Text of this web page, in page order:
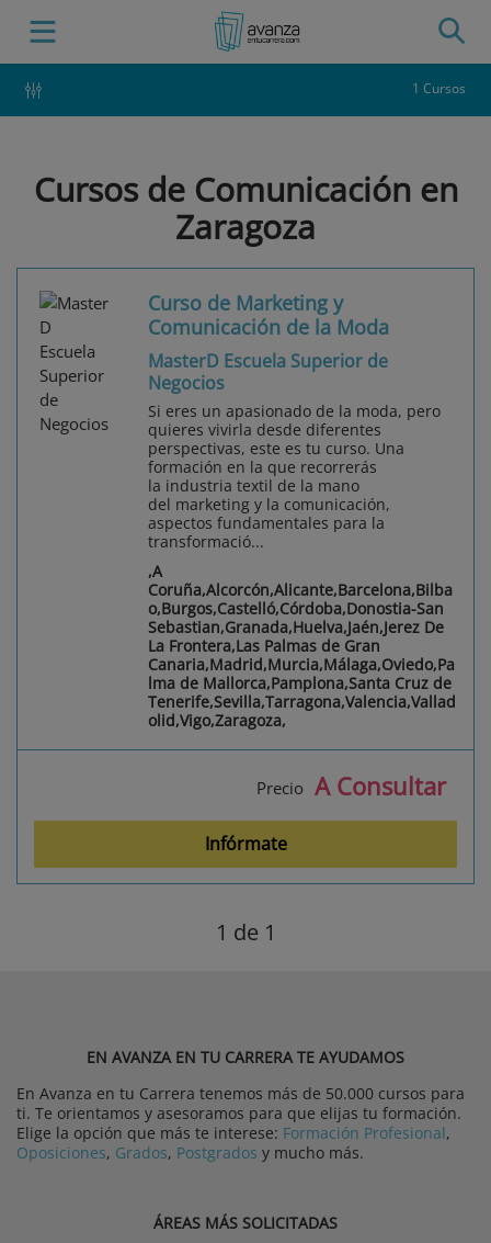
1 Cursos
Cursos de Comunicación en
Zaragoza
Curso de Marketing y
Comunicación de la Moda
MasterD Escuela Superior de
Negocios
Si eres un apasionado de la moda, pero
quieres vivirla desde diferentes
perspectivas, este es tu curso. Una
formación en la que recorrerás
la industria textil de la mano
del marketing y la comunicación,
aspectos fundamentales para la
transformació...
,A
Coruña,Alcorcón,Alicante,Barcelona,Bilba
o,Burgos,Castelló,Córdoba,Donostia-San
Sebastian,Granada,Huelva,Jaén,Jerez De
La Frontera,Las Palmas de Gran
Canaria,Madrid,Murcia,Málaga,Oviedo,Pa
lma de Mallorca,Pamplona,Santa Cruz de
Tenerife,Sevilla,Tarragona,Valencia,Vallad
olid,Vigo,Zaragoza,
Precio A Consultar
Infórmate
1 de 1
EN AVANZA EN TU CARRERA TE AYUDAMOS
En Avanza en tu Carrera tenemos más de 50.000 cursos para
ti. Te orientamos y asesoramos para que elijas tu formación.
Elige la opción que más te interese: Formación Profesional,
Oposiciones, Grados, Postgrados y mucho más.
ÁREAS MÁS SOLICITADAS